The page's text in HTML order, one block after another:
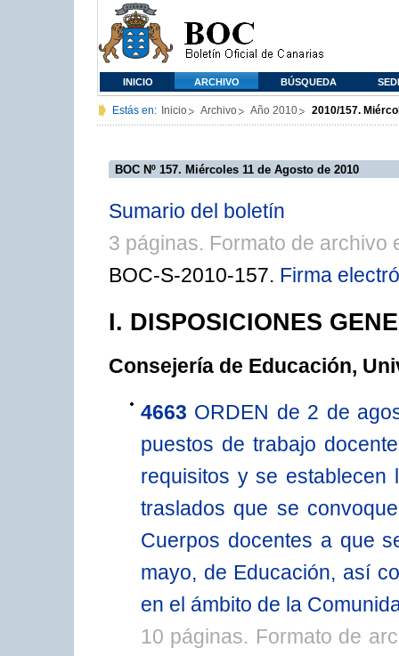
INICIO ARCHIVO BÚSQUEDA
Estás en: Inicio Archivo Año 2010 2010/157.
BOC Nº 157. Miércoles 11 de Agosto de 2010
Sumario del boletín
3 páginas. Formato de archivo
BOC-S-2010-157. Firma
I. DISPOSICIONES
Consejería de Educación,
4663 ORDEN de 2 de
puestos de trabajo
requisitos y se
traslados que se
Cuerpos docentes a que
mayo, de Educación, así
en el ámbito de la
10 páginas. Formato de